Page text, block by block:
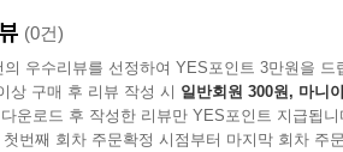
(0건)
의 우수리뷰를 선정하여 YES포인트 3만원을 드
상 구매 후 리뷰 작성 시 일반회원 300원, 마니
운로드 후 작성한 리뷰만 YES포인트 지급됩니
첫번째 회차 주문확정 시점부터 마지막 회차 주